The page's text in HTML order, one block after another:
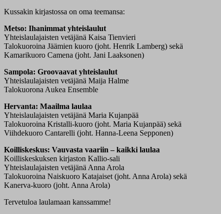
Kussakin kirjastossa on oma teemansa:
Metso: Ihanimmat yhteislaulut
Yhteislaulajaisten vetäjänä Kaisa Tienvieri
Talokuoroina Jäämien kuoro (joht. Henrik Lamberg) sekä
Kamarikuoro Camena (joht. Jani Laaksonen)
Sampola: Groovaavat yhteislaulut
Yhteislaulajaisten vetäjänä Maija Halme
Talokuorona Aukea Ensemble
Hervanta: Maailma laulaa
Yhteislaulajaisten vetäjänä Maria Kujanpää
Talokuoroina Kristalli-kuoro (joht. Maria Kujanpää) sekä
Viihdekuoro Cantarelli (joht. Hanna-Leena Sepponen)
Koilliskeskus: Vauvasta vaariin – kaikki laulaa
Koilliskeskuksen kirjaston Kallio-sali
Yhteislaulajaisten vetäjänä Anna Arola
Talokuoroina Naiskuoro Katajaiset (joht. Anna Arola) sekä
Kanerva-kuoro (joht. Anna Arola)
Tervetuloa laulamaan kanssamme!